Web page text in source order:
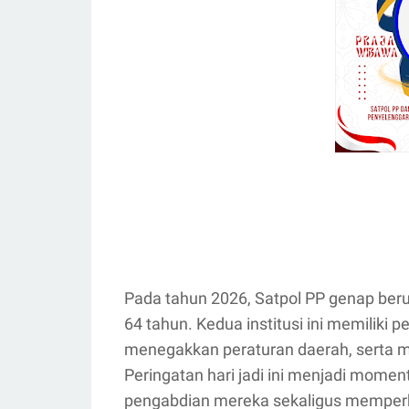
Pada tahun 2026, Satpol PP genap
64 tahun. Kedua institusi ini memiliki
menegakkan peraturan daerah, serta
Peringatan hari jadi ini menjadi
pengabdian mereka sekaligus